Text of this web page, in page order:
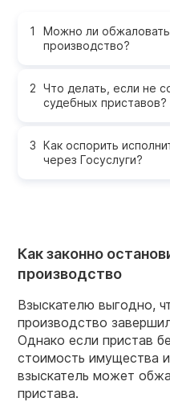
Можно ли
производство?
Что делать, если не
судебных приставов?
Как оспорить
через Госуслуги?
Как законно
производство
Взыскателю выгодно,
производство
Однако если пристав
стоимость имущества
взыскатель может
пристава.